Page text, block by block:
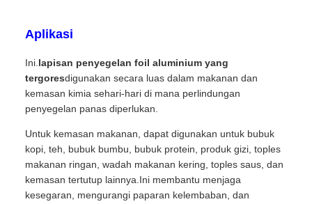
Aplikasi
Ini.lapisan penyegelan foil aluminium yang
tergoresdigunakan secara luas dalam makanan dan
kemasan kimia sehari-hari di mana perlindungan
penyegelan panas diperlukan.
Untuk kemasan makanan, dapat digunakan untuk bubuk
kopi, teh, bubuk bumbu, bubuk protein, produk gizi, toples
makanan ringan, wadah makanan kering, toples saus, dan
kemasan tertutup lainnya.Ini membantu menjaga
kesegaran, mengurangi paparan kelembaban, dan